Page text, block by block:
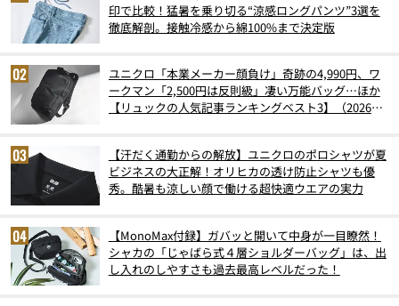
印で比較！猛暑を乗り切る“涼感ロングパンツ”3選を
徹底解剖。接触冷感から綿100%まで決定版
ユニクロ「本業メーカー顔負け」奇跡の4,990円、ワ
ークマン「2,500円は反則級」凄い万能バッグ…ほか
【リュックの人気記事ランキングベスト3】（2026年
【汗だく通勤からの解放】ユニクロのポロシャツが夏
ビジネスの大正解！オリヒカの透け防止シャツも優
秀。酷暑も涼しい顔で働ける超快適ウエアの実力
【MonoMax付録】ガバッと開いて中身が一目瞭然！
シャカの「じゃばら式４層ショルダーバッグ」は、出
し入れのしやすさも過去最高レベルだった！